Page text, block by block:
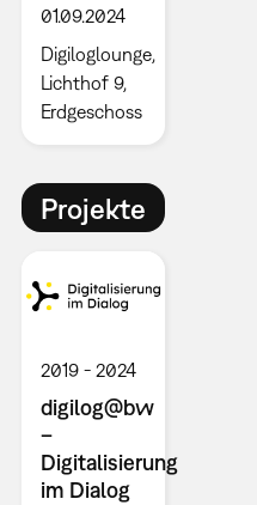
01.09.2024
Digiloglounge,
Lichthof 9,
Erdgeschoss
Projekte
2019 2024
digilog@bw
–
Digitalisierung
im Dialog